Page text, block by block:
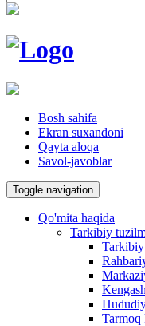
Bosh sahifa
Ekran suxandoni
Qayta aloqa
Savol-javoblar
Toggle navigation
Qo'mita haqida
Tarkibiy
Tarmoq